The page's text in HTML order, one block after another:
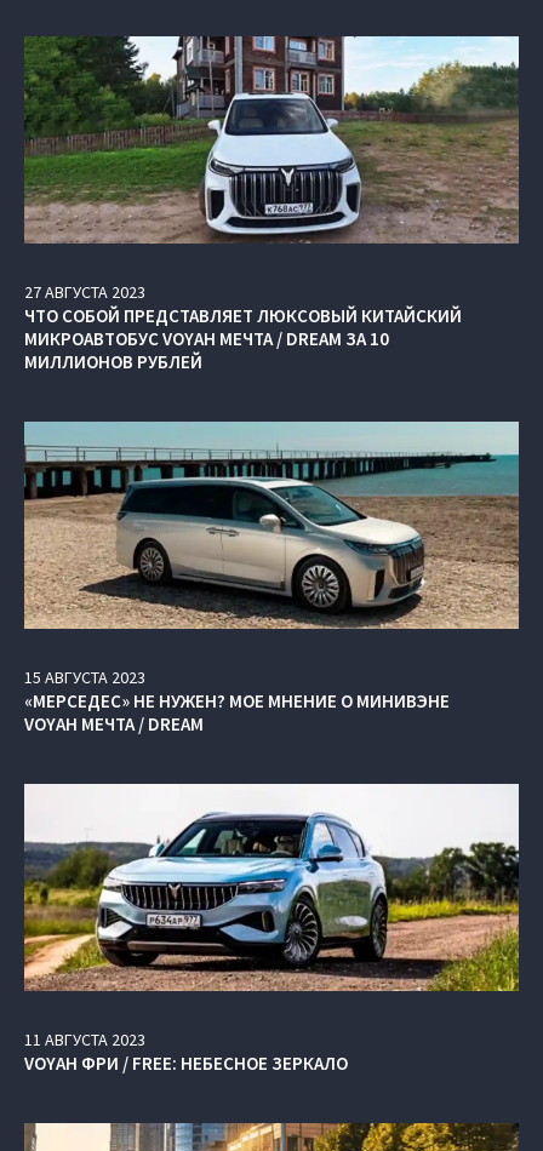
27АВГУСТА 2023
ЧТО СОБОЙ ПРЕДСТАВЛЯЕТ ЛЮКСОВЫЙ КИТАЙСКИЙ
МИКРОАВТОБУС VOYAH МЕЧТА / DREAM ЗА 10
МИЛЛИОНОВ РУБЛЕЙ
15 АВГУСТА 2023
«МЕРСЕДЕС» НЕ НУЖЕН? МОЕ МНЕНИЕ О МИНИВЭНЕ
VOYAH МЕЧТА / DREAM
11 АВГУСТА 2023
VOYAH ФРИ / FREE: НЕБЕСНОЕ ЗЕРКАЛО